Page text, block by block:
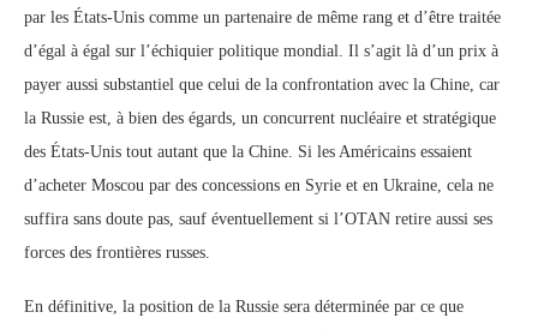
par les États-Unis comme un partenaire de même rang et d’être traitée
d’égal à égal sur l’échiquier politique mondial. Il s’agit là d’un prix à
payer aussi substantiel que celui de la confrontation avec la Chine, car
la Russie est, à bien des égards, un concurrent nucléaire et stratégique
des États-Unis tout autant que la Chine. Si les Américains essaient
d’acheter Moscou par des concessions en Syrie et en Ukraine, cela ne
suffira sans doute pas, sauf éventuellement si l’OTAN retire aussi ses
forces des frontières russes.
En définitive, la position de la Russie sera déterminée par ce que